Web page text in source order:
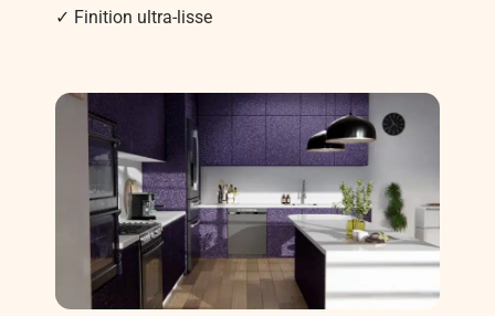
✓ Finition ultra-lisse